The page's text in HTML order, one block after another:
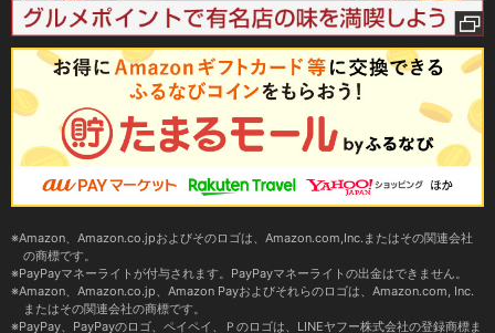
Amazon、Amazon.co.jpおよびそのロゴは、Amazon.com,Inc.またはその関連会社
の商標です。
PayPayマネーライトが付与されます。PayPayマネーライトの出金はできません。
Amazon、Amazon.co.jp、Amazon Payおよびそれらのロゴは、Amazon.com, Inc.
またはその関連会社の商標です。
PayPay、PayPayのロゴ、ペイペイ、Ｐのロゴは、LINEヤフー株式会社の登録商標ま